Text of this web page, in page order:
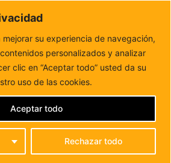
mejorar su experiencia de navegación,
personalizados y analizar
clic en “Aceptar todo” usted da su
uso de las cookies.
Rechazar todo
Aceptar todo
FM
de forma cercana
Puerto del Rosario continúa la
intensiva “Quiéreme un poquito...
ROSARIO
LA CAMPAÑA
INTENSIVA
UN